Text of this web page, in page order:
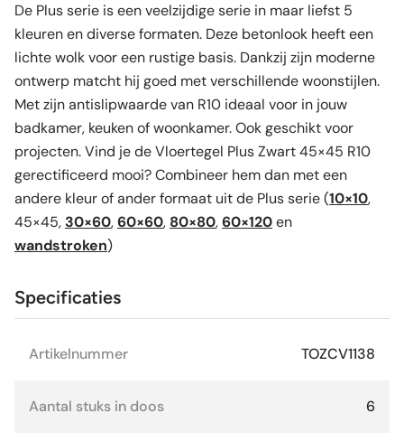
De Plus serie is een veelzijdige serie in maar liefst 5
kleuren en diverse formaten. Deze betonlook heeft een
lichte wolk voor een rustige basis. Dankzij zijn moderne
ontwerp matcht hij goed met verschillende woonstijlen.
Met zijn antislipwaarde van R10 ideaal voor in jouw
badkamer, keuken of woonkamer. Ook geschikt voor
projecten. Vind je de Vloertegel Plus Zwart 45×45 R10
gerectificeerd mooi? Combineer hem dan met een
andere kleur of ander formaat uit de Plus serie (10×10,
45×45, 30×60,60×60, 80×80,60×120en
wandstroken)
Specificaties
Artikelnummer TOZCV1138
Aantal stuks in doos 6